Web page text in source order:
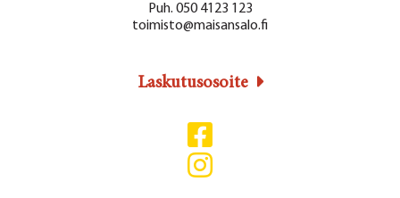
Puh. 050 4123 123
toimisto@maisansalo.fi
Laskutusosoite